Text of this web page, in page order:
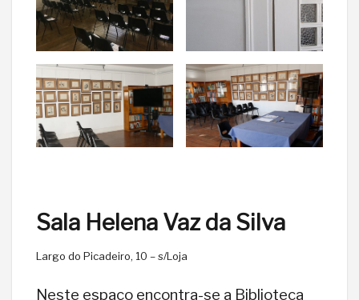
Sala Helena Vaz da Silva
Largo do Picadeiro, 10 – s/Loja
Neste espaço encontra-se a Biblioteca